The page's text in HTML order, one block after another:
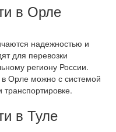
в Орле
надежностью и
для перевозки
региону России.
Орле можно с системой
в Туле